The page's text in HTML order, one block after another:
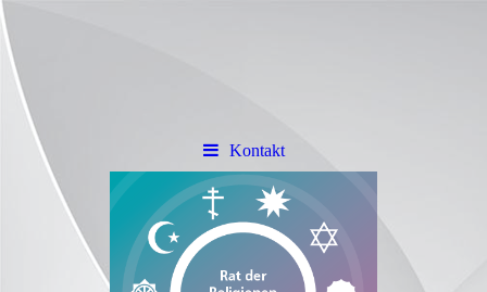
Kontakt